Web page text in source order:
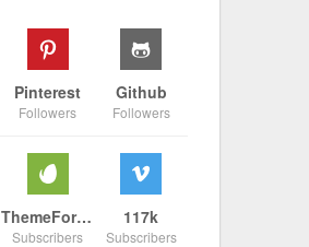
Pinterest
Followers
Github
Followers
ThemeForest
Subscribers
117k
Subscribers